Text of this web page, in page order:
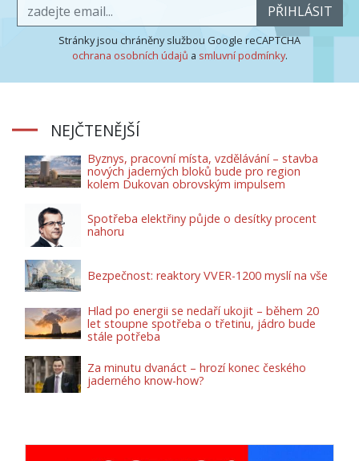
PŘIHLÁSIT
Stránky jsou chráněny službou Google reCAPTCHA
ochrana osobních údajů a smluvní podmínky.
NEJČTENĚJŠÍ
Byznys, pracovní místa, vzdělávání – stavba
nových jaderných bloků bude pro region
kolem Dukovan obrovským impulsem
Spotřeba elektřiny půjde o desítky procent
nahoru
Bezpečnost: reaktory VVER-1200 myslí na vše
Hlad po energii se nedaří ukojit – během 20
let stoupne spotřeba o třetinu, jádro bude
stále potřeba
Za minutu dvanáct – hrozí konec českého
jaderného know-how?